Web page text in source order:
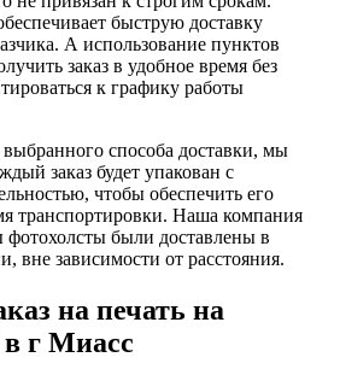
быструю доставку
А использование пунктов
заказ в удобное время без
к графику работы
способа доставки, мы
заказ будет упакован с
чтобы обеспечить его
транспортировки. Наша компания
фотохолсты были доставлены в
вне зависимости от расстояния.
на печать на
в г Миасс